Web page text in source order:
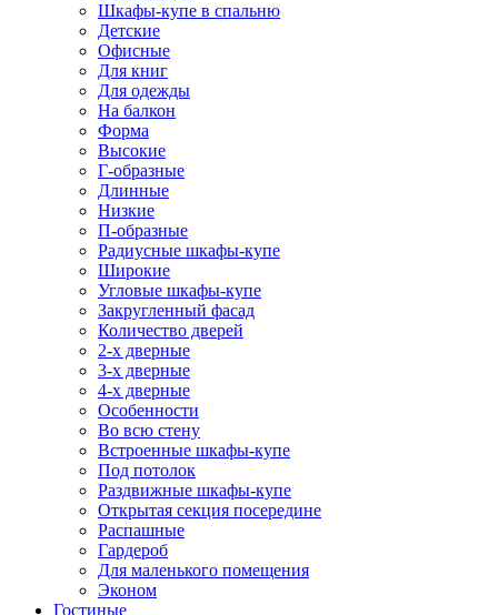
Шкафы-купе в спальню
Детские
Офисные
Для книг
Для одежды
На балкон
Форма
Высокие
Г-образные
Длинные
Низкие
П-образные
Радиусные шкафы-купе
Широкие
Угловые шкафы-купе
Закругленный фасад
Количество дверей
2-х дверные
3-х дверные
4-х дверные
Особенности
Во всю стену
Встроенные шкафы-купе
Под потолок
Раздвижные шкафы-купе
Открытая секция посередине
Распашные
Гардероб
Для маленького помещения
Эконом
Гостиные